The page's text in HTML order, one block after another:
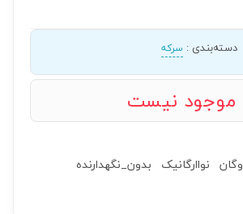
دسته‌بندی : سرکه
موجود نیست
وگان نواارگانیک بدون_نگهدارنده